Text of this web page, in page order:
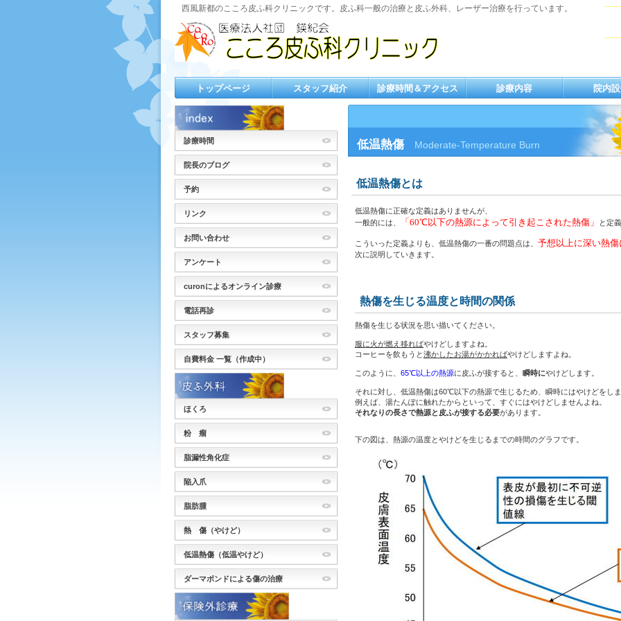
西風新都のこころ皮ふ科クリニックです。皮ふ科一般の治療と皮ふ外科、レーザー治療を行っています。
低温熱傷 Moderate-Temperature Burn
低温熱傷とは
低温熱傷に正確な定義はありませんが、
一般的には、
「60℃以下の熱源によって引き起こされた熱傷」 と定
こういった定義よりも、低温熱傷の一番の問題点は、 予想以上に深い熱傷
次に説明していきます。
熱傷を生じる温度と時間の関係
熱傷を生じる状況を思い描いてください。
服に火が燃え移ればやけどしますよね。
コーヒーを飲もうと沸かしたお湯がかかればやけどしますよね。
このように、 65℃以上の熱源に皮ふが接すると、 瞬時にやけどします。
それに対し、低温熱傷は60℃以下の熱源で生じるため、瞬時にはやけどをし
例えば、湯たんぽに触れたからといって、すぐにはやけどしませんよね。
それなりの長さで熱源と皮ふが接する必要があります。
下の図は、熱源の温度とやけどを生じるまでの時間のグラフです。
トップページ スタッフ紹介 診療時間＆アクセス 診療内容 院内
診療時間
院長のブログ
予約
リンク
お問い合わせ
アンケート
curonによるオンライン診療
電話再診
スタッフ募集
自費料金 一覧（作成中）
ほくろ
粉 瘤
脂漏性角化症
陥入爪
脂肪腫
熱 傷（やけど）
低温熱傷（低温やけど）
ダーマボンドによる傷の治療